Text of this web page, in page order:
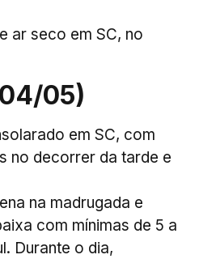
ar seco em SC, no
05)
em SC, com
no decorrer da tarde e
na madrugada e
com mínimas de 5 a
Durante o dia,